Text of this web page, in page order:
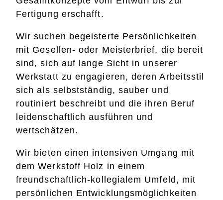
Fertigung erschafft.
Wir suchen begeisterte Persönlichkeiten
mit Gesellen- oder Meisterbrief, die bereit
sind, sich auf lange Sicht in unserer
Werkstatt zu engagieren, deren Arbeitsstil
sich als selbstständig, sauber und
routiniert beschreibt und die ihren Beruf
leidenschaftlich ausführen und
wertschätzen.
Wir bieten einen intensiven Umgang mit
dem Werkstoff Holz in einem
freundschaftlich-kollegialem Umfeld, mit
persönlichen Entwicklungsmöglichkeiten